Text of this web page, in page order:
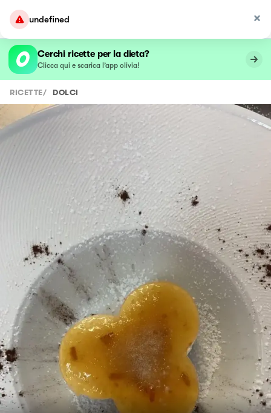
undefined
Cerchi ricette per la dieta?
Clicca qui e scarica l’app olivia!
RICETTE/ DOLCI